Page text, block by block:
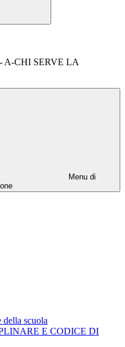
A-CHI SERVE LA
Menu di
della scuola
E CODICE DI